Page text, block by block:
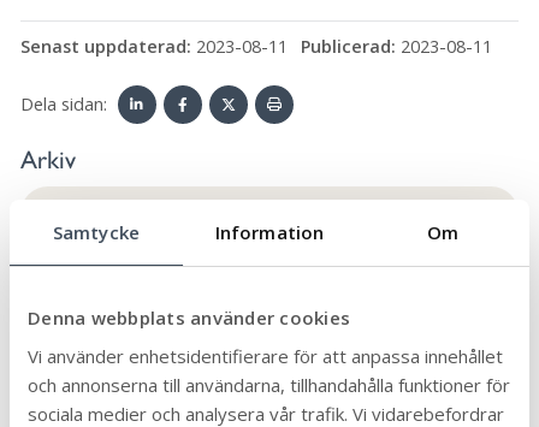
Samtycke Information Om
Denna webbplats använder cookies
Vi använder enhetsidentifierare för att anpassa innehållet
och annonserna till användarna, tillhandahålla funktioner för
sociala medier och analysera vår trafik. Vi vidarebefordrar
Senast uppdaterad: 2023-08-11 Publicerad: 2023-08-11
Dela sidan:
Arkiv
Äldre och seniorer
Allmän 90
Arbete och praktik 6